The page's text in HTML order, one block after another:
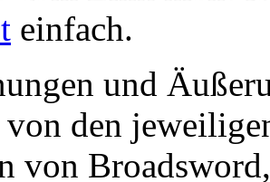
einfach.
und
von den
von